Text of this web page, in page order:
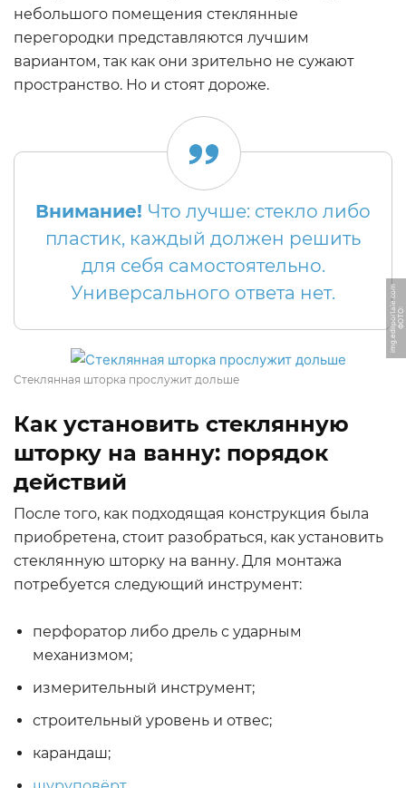
ФОТО: static.tildacdn.com
небольшого помещения стеклянные
перегородки представляются лучшим
вариантом, так как они зрительно не сужают
пространство. Но и стоят дороже.
Внимание! Что лучше: стекло либо
пластик, каждый должен решить
для себя самостоятельно.
Универсального ответа нет.
Ф
О
Т
О:
i
m
g.
e
dil
p
o
r
t
al
e.
c
o
m
Стеклянная шторка прослужит дольше
Как установить стеклянную
шторку на ванну: порядок
действий
После того, как подходящая конструкция была
приобретена, стоит разобраться, как установить
стеклянную шторку на ванну. Для монтажа
потребуется следующий инструмент:
перфоратор либо дрель с ударным
механизмом;
измерительный инструмент;
строительный уровень и отвес;
карандаш;